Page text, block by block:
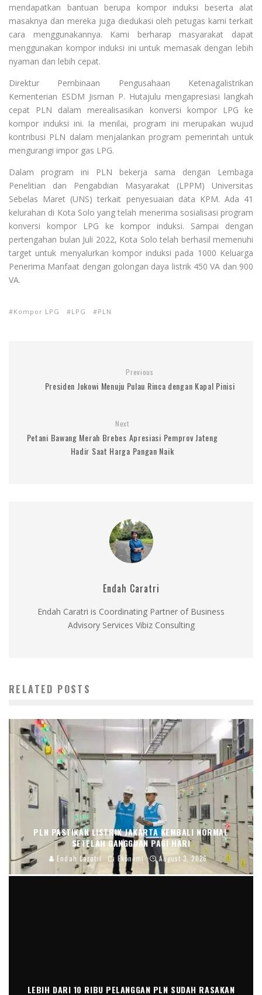
mendapatkan bantuan berupa kompor induksi beserta alat
masaknya dan mereka juga diedukasi oleh petugas kami terkait
cara menggunakannya. Kami berharap masyarakat dapat
menggunakan kompor induksi ini untuk memasak dengan lebih
nyaman dan lebih cepat.
Direktur Pembinaan Pengusahaan Ketenagalistrikan
Kementerian ESDM Jisman P. Hutajulu mengapresiasi langkah
cepat PLN dalam merealisasikan konversi kompor LPG ke
kompor induksi ini. Ia menilai, program ini merupakan wujud
kontribusi PLN dalam menjalankan program pemerintah untuk
mengurangi impor gas LPG.
Dalam program ini PLN bekerja sama dengan Lembaga
Penelitian dan Pengabdian Masyarakat (LPPM) Universitas
Sebelas Maret (UNS) terkait penyesuaian data KPM. Ada 41
kelurahan di Kota Solo yang telah menerima sosialisasi program
konversi kompor LPG ke kompor induksi. Sampai dengan
pertengahan bulan Juli 2022, Kota Solo telah berhasil memenuhi
target untuk menyalurkan kompor induksi pada 1000 Keluarga
Penerima Manfaat dengan golongan daya listrik 450 VA dan 900
VA.
Kompor LPG LPG PLN
Previous
Presiden Jokowi Menuju Pulau Rinca dengan Kapal Pinisi
Next
Petani Bawang Merah Brebes Apresiasi Pemprov Jateng
Hadir Saat Harga Pangan Naik
Endah Caratri
Endah Caratri is Coordinating Partner of Business
Advisory Services Vibiz Consulting
RELATED POSTS
PLN PASTIKAN LISTRIK JAKARTA KEMBALI NORMAL
SETELAH GANGGUAN PAGI HARI
Endah Caratri Ekonomi August 3, 2026
LEBIH DARI 10 RIBU PELANGGAN PLN SUDAH RASAKAN